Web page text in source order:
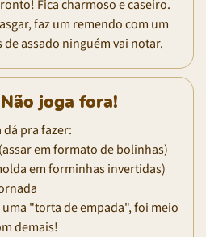
Fica charmoso e caseiro.
faz um remendo com um
assado ninguém vai notar.
joga fora!
dá pra fazer:
em formato de bolinhas)
em forminhas invertidas)
"torta de empada", foi meio
demais!